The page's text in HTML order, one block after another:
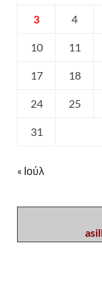
3 4
10 11
17 18
24 25
31
« Ιούλ